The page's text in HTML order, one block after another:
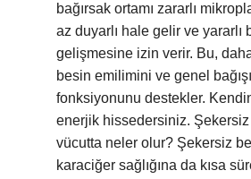
bağırsak ortamı zararlı
az duyarlı hale gelir ve yararlı
gelişmesine izin verir. Bu,
besin emilimini ve genel
fonksiyonunu destekler.
enerjik hissedersiniz.
vücutta neler olur? Şekersiz
karaciğer sağlığına da kısa